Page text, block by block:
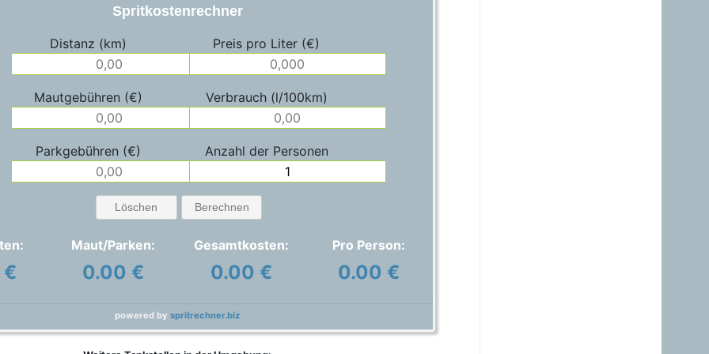
Spritkostenrechner
Distanz (km) Preis pro Liter (€)
Mautgebühren (€) Verbrauch (l/100km)
Parkgebühren (€) Anzahl der Personen
Löschen Berechnen
Maut/Parken:
0.00 €
Gesamtkosten:
0.00 €
Pro Person:
0.00 €
powered by spritrechner.biz